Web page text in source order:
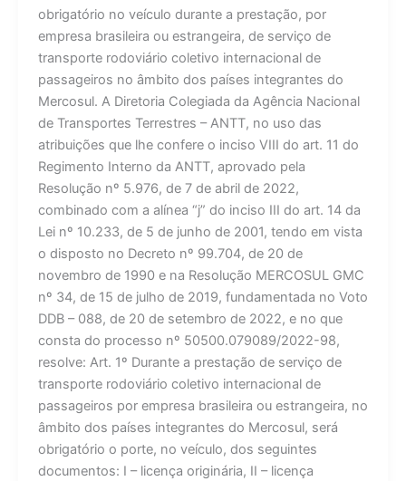
obrigatório no veículo durante a prestação, por
empresa brasileira ou estrangeira, de serviço de
transporte rodoviário coletivo internacional de
passageiros no âmbito dos países integrantes do
Mercosul. A Diretoria Colegiada da Agência Nacional
de Transportes Terrestres – ANTT, no uso das
atribuições que lhe confere o inciso VIII do art. 11 do
Regimento Interno da ANTT, aprovado pela
Resolução nº 5.976, de 7 de abril de 2022,
combinado com a alínea “j” do inciso III do art. 14 da
Lei nº 10.233, de 5 de junho de 2001, tendo em vista
o disposto no Decreto nº 99.704, de 20 de
novembro de 1990 e na Resolução MERCOSUL GMC
nº 34, de 15 de julho de 2019, fundamentada no Voto
DDB – 088, de 20 de setembro de 2022, e no que
consta do processo nº 50500.079089/2022-98,
resolve: Art. 1º Durante a prestação de serviço de
transporte rodoviário coletivo internacional de
passageiros por empresa brasileira ou estrangeira, no
âmbito dos países integrantes do Mercosul, será
obrigatório o porte, no veículo, dos seguintes
documentos: I – licença originária, II – licença